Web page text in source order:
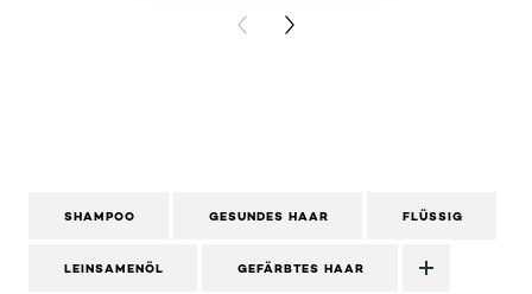
PREVIOUS CARD
NEXT CARD
SHAMPOO GESUNDES HAAR FLÜSSIG
LEINSAMENÖL GEFÄRBTES HAAR